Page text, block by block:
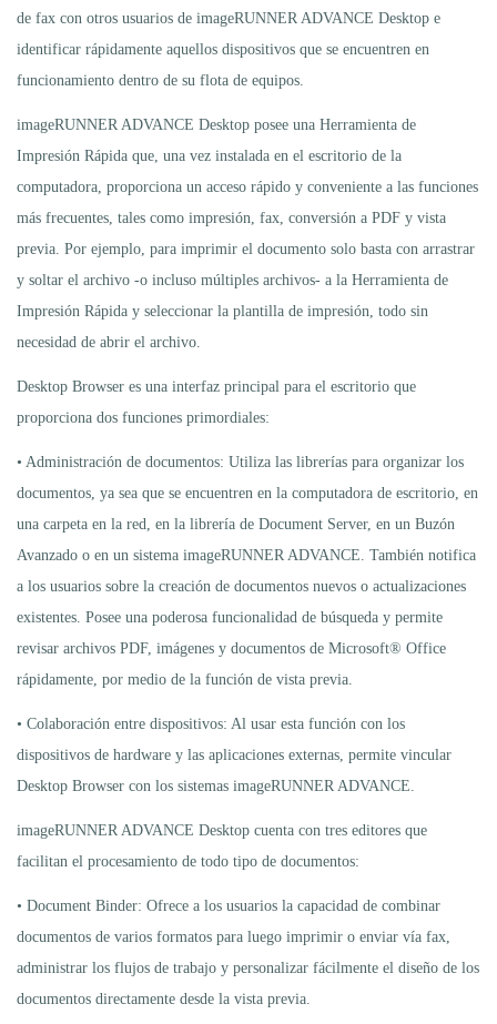
de fax con otros usuarios de imageRUNNER ADVANCE Desktop e
identificar rápidamente aquellos dispositivos que se encuentren en
funcionamiento dentro de su flota de equipos.
imageRUNNER ADVANCE Desktop posee una Herramienta de
Impresión Rápida que, una vez instalada en el escritorio de la
computadora, proporciona un acceso rápido y conveniente a las funciones
más frecuentes, tales como impresión, fax, conversión a PDF y vista
previa. Por ejemplo, para imprimir el documento solo basta con arrastrar
y soltar el archivo -o incluso múltiples archivos- a la Herramienta de
Impresión Rápida y seleccionar la plantilla de impresión, todo sin
necesidad de abrir el archivo.
Desktop Browser es una interfaz principal para el escritorio que
proporciona dos funciones primordiales:
• Administración de documentos: Utiliza las librerías para organizar los
documentos, ya sea que se encuentren en la computadora de escritorio, en
una carpeta en la red, en la librería de Document Server, en un Buzón
Avanzado o en un sistema imageRUNNER ADVANCE. También notifica
a los usuarios sobre la creación de documentos nuevos o actualizaciones
existentes. Posee una poderosa funcionalidad de búsqueda y permite
revisar archivos PDF, imágenes y documentos de Microsoft® Office
rápidamente, por medio de la función de vista previa.
• Colaboración entre dispositivos: Al usar esta función con los
dispositivos de hardware y las aplicaciones externas, permite vincular
Desktop Browser con los sistemas imageRUNNER ADVANCE.
imageRUNNER ADVANCE Desktop cuenta con tres editores que
facilitan el procesamiento de todo tipo de documentos:
• Document Binder: Ofrece a los usuarios la capacidad de combinar
documentos de varios formatos para luego imprimir o enviar vía fax,
administrar los flujos de trabajo y personalizar fácilmente el diseño de los
documentos directamente desde la vista previa.